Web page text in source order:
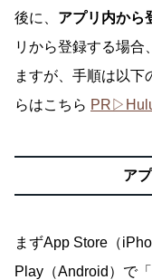
後に、 アプリ内から
リから登録する場合
ますが、手順は以
らはこちら
ア
まずApp Store（
Play（Android）で